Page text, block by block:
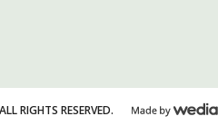
RIGHTS RESERVED.